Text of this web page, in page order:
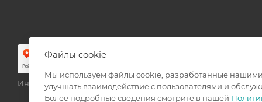
Интернет магазин мебели в Санкт-Петербурге © 2000-2026 г.
Файлы cookie
Мы используем файлы cookie, разработанные
улучшать взаимодействие с пользователями и
Более подробные сведения смотрите в нашей